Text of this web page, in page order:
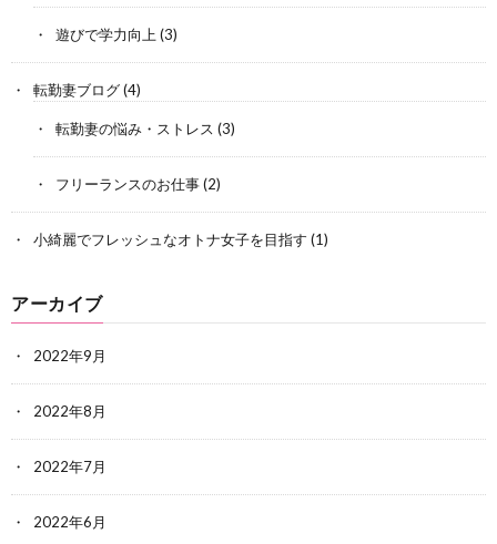
遊びで学力向上 (3)
転勤妻ブログ(4)
転勤妻の悩み・ストレス (3)
フリーランスのお仕事(2)
小綺麗でフレッシュなオトナ女子を目指す (1)
アーカイブ
2022年9月
2022年8月
2022年7月
2022年6月